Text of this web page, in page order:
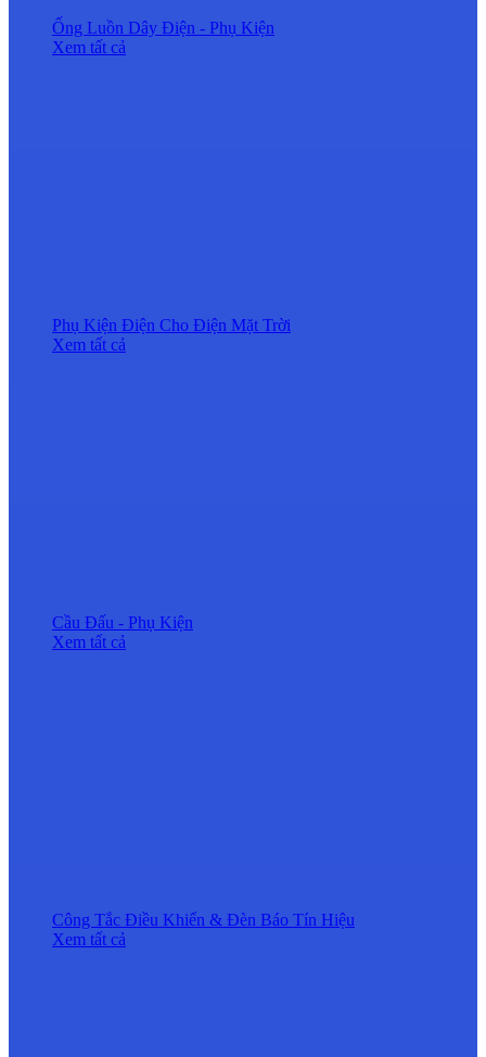
Ống Luồn Dây Điện - Phụ Kiện
Xem tất cả
Phụ Kiện Điện Cho Điện Mặt Trời
Xem tất cả
Cầu Đấu - Phụ Kiện
Xem tất cả
Công Tắc Điều Khiển & Đèn Báo Tín Hiệu
Xem tất cả